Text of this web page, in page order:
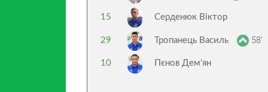
15 Серденюк Віктор
29 Тропанець Василь 58’
10 Пєнов Дем'ян